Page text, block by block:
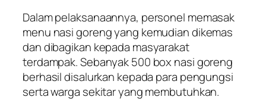
Dalam pelaksanaannya, personel memasak
menu nasi goreng yang kemudian dikemas
dan dibagikan kepada masyarakat
terdampak. Sebanyak 500 box nasi goreng
berhasil disalurkan kepada para pengungsi
serta warga sekitar yang membutuhkan.